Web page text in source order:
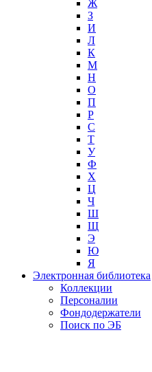
Ж
З
И
Л
К
М
Н
О
П
Р
С
Т
У
Ф
Х
Ц
Ч
Ш
Щ
Э
Ю
Я
Электронная библиотека
Коллекции
Персоналии
Фондодержатели
Поиск по ЭБ